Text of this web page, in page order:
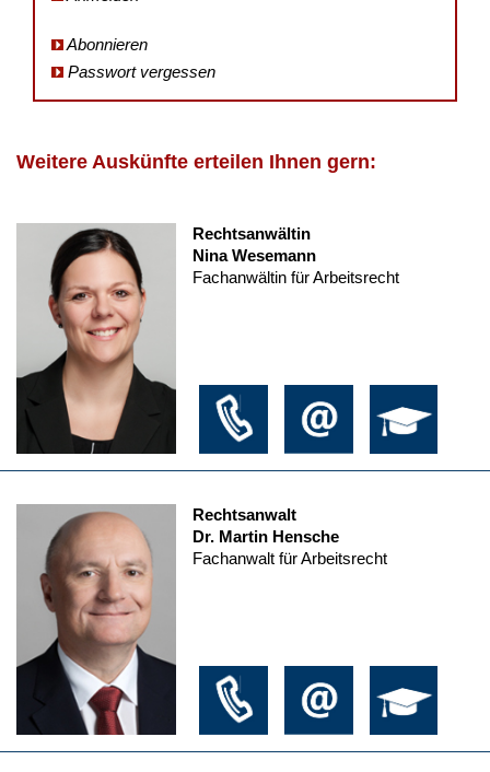
Abonnieren
Passwort vergessen
Weitere Auskünfte erteilen Ihnen gern:
Rechtsanwältin
Nina Wesemann
Fachanwältin für Arbeitsrecht
Rechtsanwalt
Dr. Martin Hensche
Fachanwalt für Arbeitsrecht